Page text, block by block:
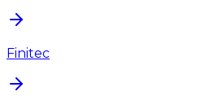
Finitec